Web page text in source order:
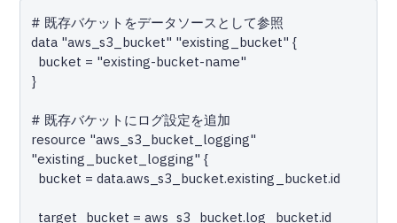
# 既存バケットをデータソースとして参照
data "aws_s3_bucket" "existing_bucket" {
}
# 既存バケットにログ設定を追加
resource "aws_s3_bucket_logging"
"existing_bucket_logging" {